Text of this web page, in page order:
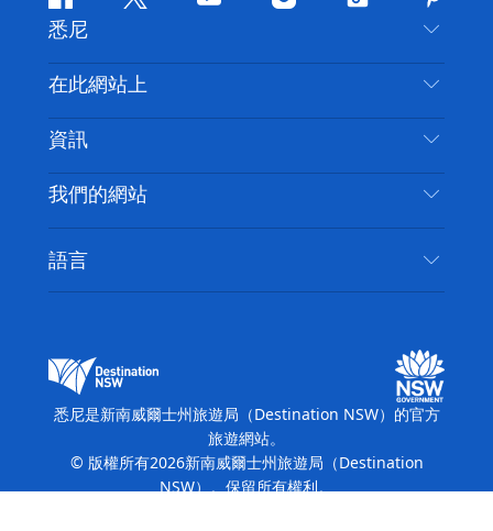
Facebook嘰
喳
喳
Youtube Instagram
抖
悉尼
聯絡我們
免責聲明
隱私
Cookie 通知
在此網站上
目的地
要做的事情
新南威爾斯州公路旅行
活動
住宿
資訊
旅行資訊
無障礙悉尼
列出您的業務
我們的網站
新南威爾士州旅遊局（Destination NSW）媒體中
心
繽紛悉尼燈光音樂節
語言
悉尼是新南威爾士州旅遊局（Destination NSW）的官方
旅遊網站。
© 版權所有2026新南威爾士州旅遊局（Destination
NSW）。保留所有權利。